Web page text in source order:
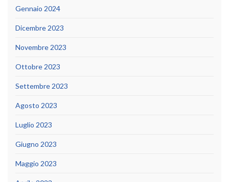
Gennaio 2024
Dicembre 2023
Novembre 2023
Ottobre 2023
Settembre 2023
Agosto 2023
Luglio 2023
Giugno 2023
Maggio 2023